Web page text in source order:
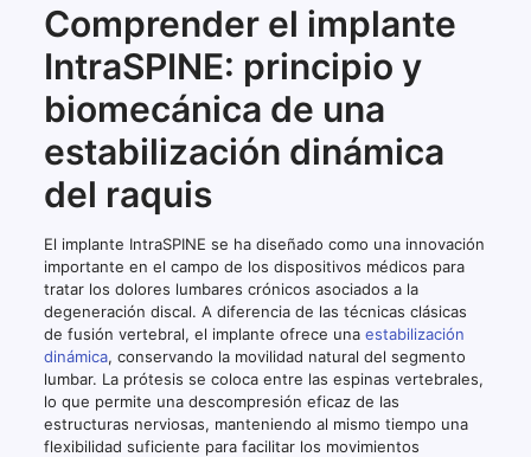
Comprender el implante
IntraSPINE: principio y
biomecánica de una
estabilización dinámica
del raquis
El implante IntraSPINE se ha diseñado como una innovación
importante en el campo de los dispositivos médicos para
tratar los dolores lumbares crónicos asociados a la
degeneración discal. A diferencia de las técnicas clásicas
de fusión vertebral, el implante ofrece una estabilización
dinámica, conservando la movilidad natural del segmento
lumbar. La prótesis se coloca entre las espinas vertebrales,
lo que permite una descompresión eficaz de las
estructuras nerviosas, manteniendo al mismo tiempo una
flexibilidad suficiente para facilitar los movimientos